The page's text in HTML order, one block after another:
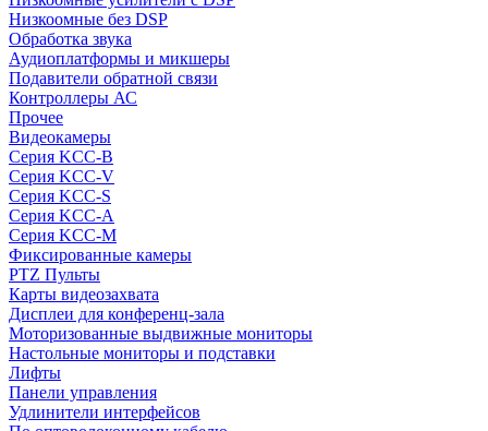
Низкоомные без DSP
Обработка звука
Аудиоплатформы и микшеры
Подавители обратной связи
Контроллеры АС
Прочее
Видеокамеры
Серия KCC-B
Серия KCC-V
Серия KCC-S
Серия KCC-A
Серия KCC-M
Фиксированные камеры
PTZ Пульты
Карты видеозахвата
Дисплеи для конференц-зала
Моторизованные выдвижные мониторы
Настольные мониторы и подставки
Лифты
Панели управления
Удлинители интерфейсов